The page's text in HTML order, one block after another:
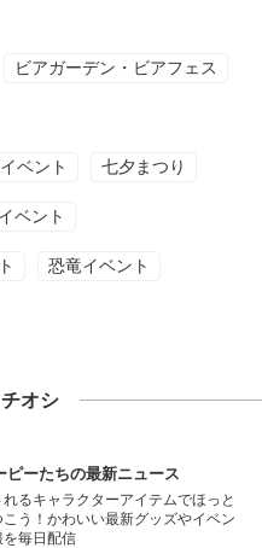
ビアガーデン・ビアフェス
ベント 七夕まつり
ベント
恐竜イベント
オシ
ピーたちの最新ニュース
るキャラクターアイテムでほっと
こう！かわいい最新グッズやイベン
を毎日配信